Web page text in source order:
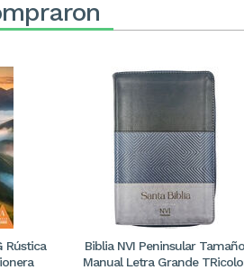
Rústica
Biblia NVI Peninsular Tamaño
Manual Letra Grande